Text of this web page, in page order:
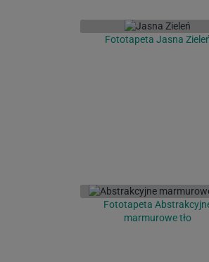
Fototapeta Jasna
Fototapeta
marmurowe tło